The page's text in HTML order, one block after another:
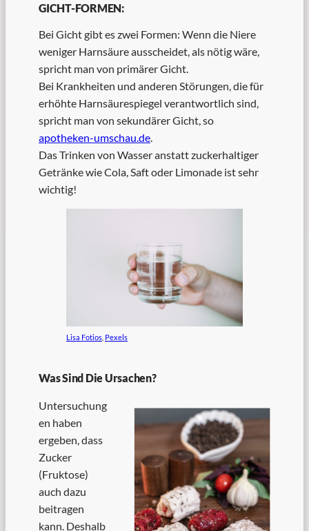
GICHT-FORMEN:
Bei Gicht gibt es zwei Formen: Wenn die Niere
weniger Harnsäure ausscheidet, als nötig wäre,
spricht man von primärer Gicht.
Bei Krankheiten und anderen Störungen, die für
erhöhte Harnsäurespiegel verantwortlich sind,
spricht man von sekundärer Gicht, so
apotheken-umschau.de
Das Trinken von Wasser anstatt zuckerhaltiger
Getränke wie Cola, Saft oder Limonade ist sehr
wichtig!
Lisa Fotios Pexels
Was Sind Die Ursachen?
Untersuchung
en haben
ergeben, dass
Zucker
(Fruktose)
auch dazu
beitragen
kann. Deshalb